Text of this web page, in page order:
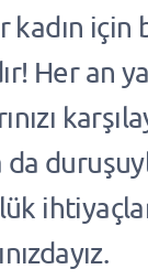
kadın
Her an
da